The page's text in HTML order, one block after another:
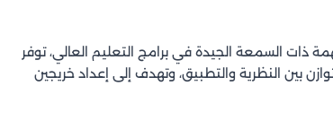
ذات السمعة الجيدة في برامج التعليم العالي، توفر
بين النظرية والتطبيق، وتهدف إلى إعداد خريجين